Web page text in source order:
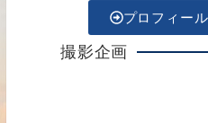
プロフィー
撮影企画